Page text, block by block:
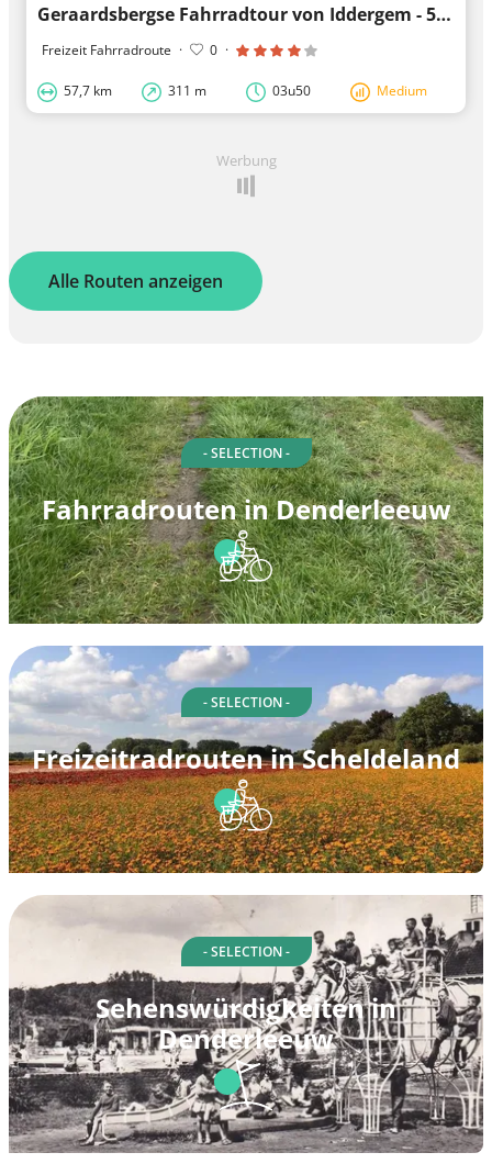
Geraardsbergse Fahrradtour von Iddergem - 58 km
Freizeit Fahrradroute · 0 ·
57,7 km 311 m 03u50 Medium
Werbung
Alle Routen anzeigen
- SELECTION -
Fahrradrouten in Denderleeuw
- SELECTION -
Freizeitradrouten in Scheldeland
- SELECTION -
Sehenswürdigkeiten in
Denderleeuw